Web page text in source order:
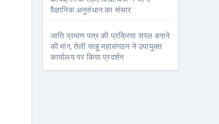
वैज्ञानिक अनुसंधान का संसार
जाति प्रमाण पत्र की प्रक्रिया सरल बनाने
की मांग, तेली साहू महासंगठन ने उपायुक्त
कार्यालय पर किया प्रदर्शन